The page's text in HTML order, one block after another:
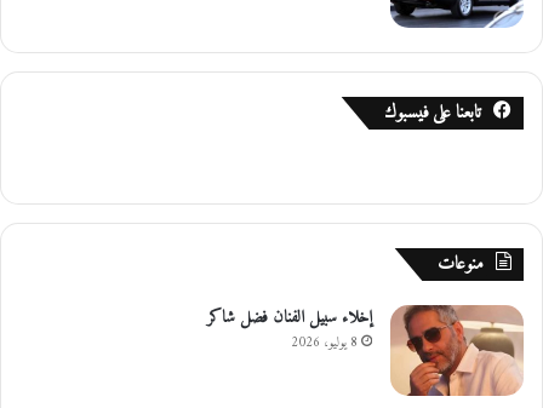
تابعنا على فيسبوك
منوعات
إخلاء سبيل الفنان فضل شاكر
8 يوليو، 2026